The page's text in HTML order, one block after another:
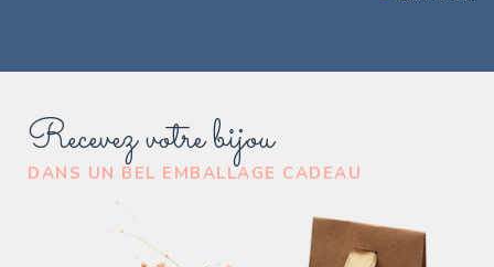
Recevez votre bijou
DANS UN BEL EMBALLAGE CADEAU